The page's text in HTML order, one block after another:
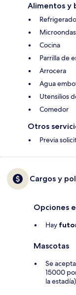
Alimentos y
Microondas
Cocina
Parrilla de
Arrocera
Agua
Utensilios
Comedor
Otros
Previa
Cargos y
Opciones
Hay
Mascotas
Se
15000
la